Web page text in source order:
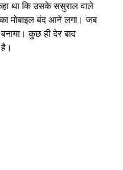
था कि उसके ससुराल वाले
मोबाइल बंद आने लगा। जब
कुछ ही देर बाद